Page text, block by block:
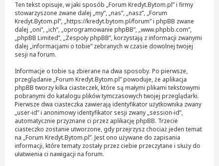
Ten tekst opisuje, w jaki sposób „Forum Kredyt.Bytom.pl” i firmy
stowarzyszone zwane dalej „my”, „nas”, „nasz”, „Forum
Kredyt.Bytom.pl”, „https://kredyt.bytom.pl/forum” i phpBB zwane
dalej „oni”, „ich”, „oprogramowanie phpBB”, „www.phpbb.com”,
„phpBB Limited”, „Zespoły phpBB”, korzystają z informacji zwanymi
dalej „informacjami o tobie” zebranych w czasie dowolnej twojej
sesji na forum.
Informacje o tobie są zbierane na dwa sposoby. Po pierwsze,
przeglądanie „Forum Kredyt.Bytom.pl” powoduje, że aplikacja
phpBB tworzy kilka ciasteczek, które są małymi plikami tekstowymi
pobranymi do katalogu plików tymczasowych twojej przeglądarki.
Pierwsze dwa ciasteczka zawierają identyfikator użytkownika zwany
„user-id” i anonimowy identyfikator sesji zwany „session-id”,
automatycznie przyznane ci przez aplikację phpBB. Trzecie
ciasteczko zostanie utworzone, gdy przejrzysz chociaż jeden temat
na „Forum Kredyt.Bytom.pl”. Jest ono używane do zapisania
informacji, które tematy zostały przez ciebie przeczytane i służy do
ułatwienia ci nawigacji na forum.